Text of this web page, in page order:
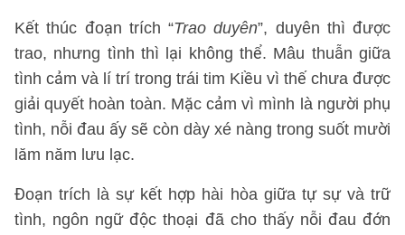
Kết thúc đoạn trích “Trao duyên”, duyên thì được
trao, nhưng tình thì lại không thể. Mâu thuẫn giữa
tình cảm và lí trí trong trái tim Kiều vì thế chưa được
giải quyết hoàn toàn. Mặc cảm vì mình là người phụ
tình, nỗi đau ấy sẽ còn dày xé nàng trong suốt mười
lăm năm lưu lạc.
Đoạn trích là sự kết hợp hài hòa giữa tự sự và trữ
tình, ngôn ngữ độc thoại đã cho thấy nỗi đau đớn